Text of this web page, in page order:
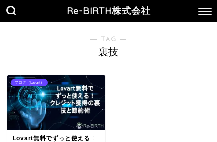
Re-BIRTH株式会社
― TAG ―
裏技
ブログ（Lovart）
Lovart無料でずっと使える！